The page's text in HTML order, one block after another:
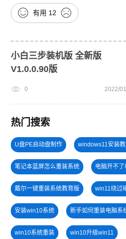
有用 12
小白三步装机版 全新版
V1.0.0.90版
0 2022/
热门搜索
U盘PE启动盘制作 windows11安装
笔记本蓝屏怎么重装系统 电脑开不了
戴尔一键重装系统教育版 win11绕过
安装win10系统 新手如何重装电脑系
win10系统重装 win10升级win11